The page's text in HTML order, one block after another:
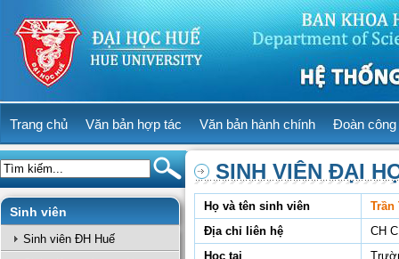
Trang chủ Văn bản hợp tác Văn bản hành chính Đoàn công
Sinh viên
Sinh viên ĐH Huế
SINH VIÊN ĐẠI
Họ và tên sinh viên
Trần
Địa chỉ liên hệ
CH
Học tại